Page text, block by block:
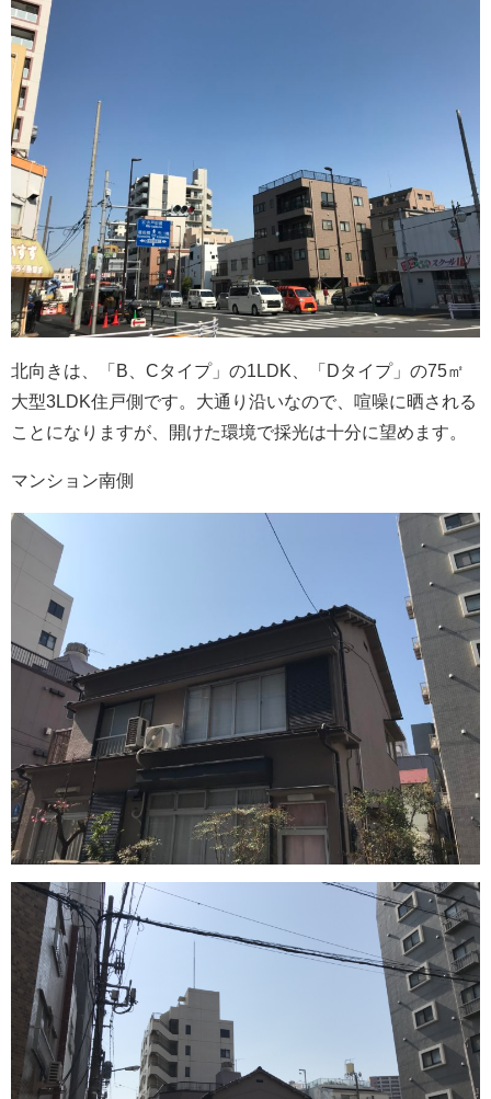
北向きは、「B、Cタイプ」の1LDK、「Dタイプ」の75㎡
大型3LDK住戸側です。大通り沿いなので、喧噪に晒される
ことになりますが、開けた環境で採光は十分に望めます。
マンション南側